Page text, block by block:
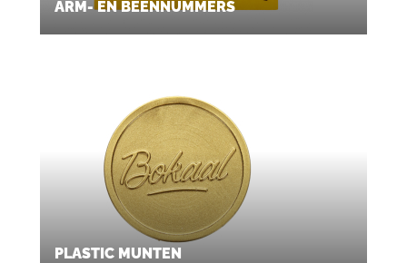
ARM- EN BEENNUMMERS
PLASTIC MUNTEN